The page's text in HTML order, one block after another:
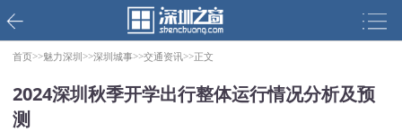
首页>>魅力深圳>>深圳城事>>交通资讯>>正文
2024深圳秋季开学出行整体运行情况分析及预
测